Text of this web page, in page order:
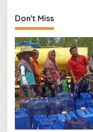
Don't Miss